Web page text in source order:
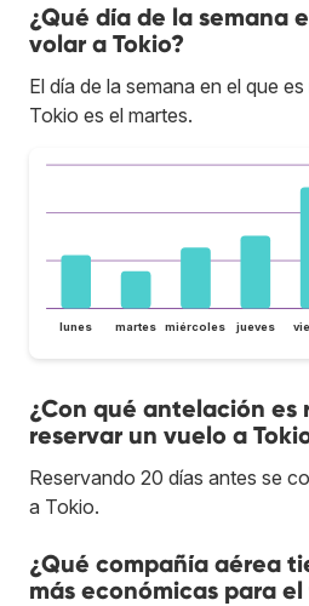
¿Qué día de la semana
volar a Tokio?
El día de la semana en el que
Tokio es el martes.
lunes martes miércoles jueves
¿Con qué antelación es
reservar un vuelo a
Reservando 20 días antes se
a Tokio.
¿Qué compañía aérea
más económicas para